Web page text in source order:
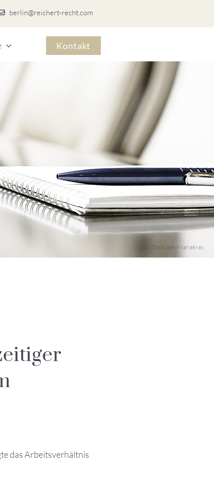
berlin@reichert-recht.com
Kontakt
© iStock.com/Mariakray
das Arbeitsverhältnis